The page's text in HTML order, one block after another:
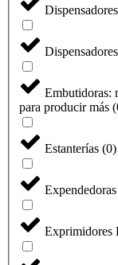
Embutidoras:
para producir más (
Estanterías (0)
Exprimidores